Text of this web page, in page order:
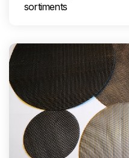
sortiments